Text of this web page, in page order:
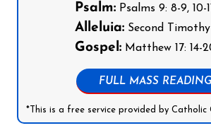
Psalm:Psalms 9: 8-9, 10-
Alleluia:Second Timothy
Gospel:Matthew 17: 14-
FULL MASS
*This is a free service provided by Catholic